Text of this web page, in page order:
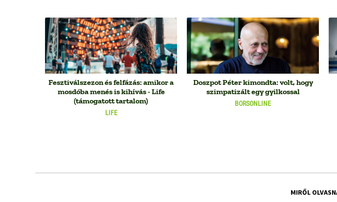
LIFE
Fesztiválszezon és felfázás: amikor a
mosdóba menés is kihívás - Life
(támogatott tartalom)
BORSONLINE
Doszpot Péter kimondta: volt, hogy
szimpatizált egy gyilkossal
MIRŐL